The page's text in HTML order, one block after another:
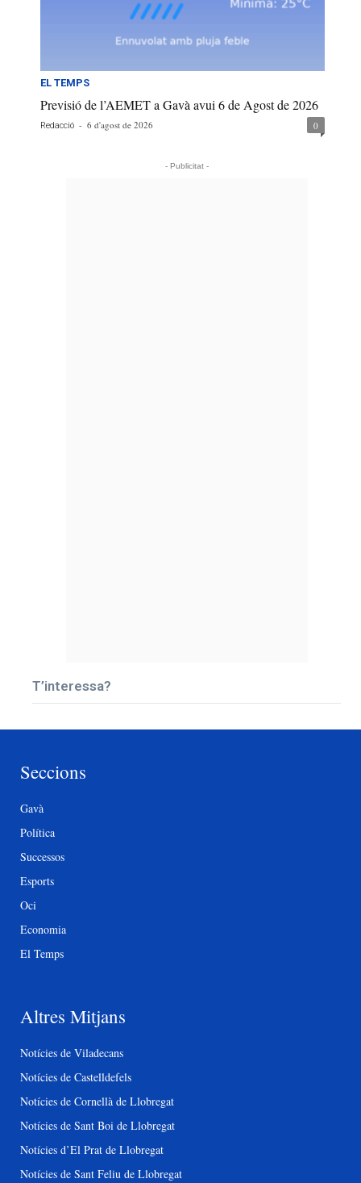
EL TEMPS
Previsió de l’AEMET a Gavà avui 6 de Agost de 2026
Redacció - 6 d'agost de 2026 0
- Publicitat -
T’interessa?
Seccions
Gavà
Política
Successos
Esports
Oci
Economia
El Temps
Altres Mitjans
Notícies de Viladecans
Notícies de Castelldefels
Notícies de Cornellà de Llobregat
Notícies de Sant Boi de Llobregat
Notícies d’El Prat de Llobregat
Notícies de Sant Feliu de Llobregat